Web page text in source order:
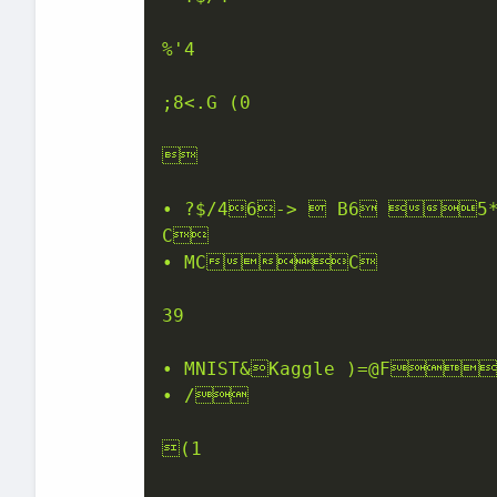
%'4
;8<.G (0

• ?$/46->  B6 
C
• MCC
39
• MNIST&Kaggle )=@F
• /
(1